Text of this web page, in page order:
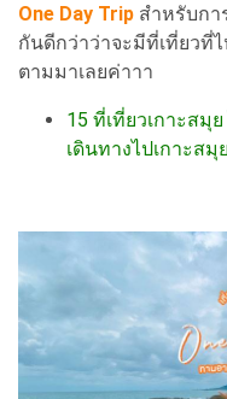
One Day Trip สำหรับกา
กันดีกว่าว่าจะมีที่เที่ยวที่
ตามมาเลยค่าาา
15 ที่เที่ยวเกาะสมุ
เดินทางไปเกาะสมุย